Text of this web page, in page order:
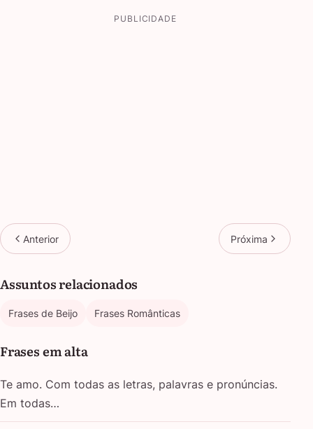
PUBLICIDADE
Anterior Próxima
Assuntos relacionados
Frases de Beijo Frases Românticas
Frases em alta
Te amo. Com todas as letras, palavras e pronúncias.
Em todas…